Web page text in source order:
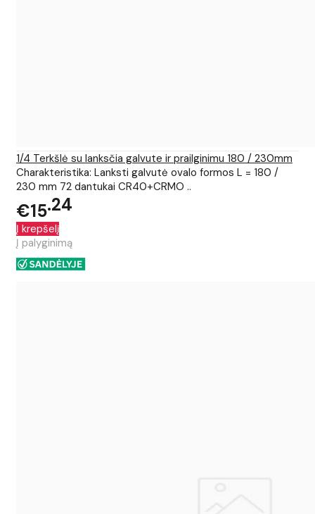
1/4 Terkšlė su lanksčia galvute ir prailginimu 180 / 230mm
Charakteristika: Lanksti galvutė ovalo formos L = 180 /
230 mm 72 dantukai CR40+CRMO ..
€15 24
Į krepšelį
Į palyginimą